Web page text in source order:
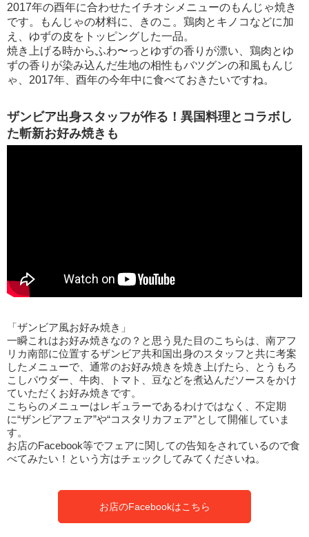
2017年の酉年に合わせたイチオシメニューのもんじゃ焼き
です。もんじゃの材料に、きのこ。鶏肉とキノコなどに加
え、ゆずの皮をトッピングした一品。
焼き上げる時からふわ〜っとゆずの香りが漂い、鶏肉とゆ
ずの香りが染み込んだ生地の相性もバツグンの和風もんじ
ゃ、2017年、酉年の今年中に食べておきたいですね。
ザンビア出身スタッフが作る！異国料理とコラボし
た斬新お好み焼きも
「ザンビア風お好み焼き」
一瞬これはお好み焼きなの？と思う見た目のこちらは、南アフ
リカ南部に位置するザンビア共和国出身のスタッフと共に考案
したメニューで、通常のお好み焼きを焼き上げたら、とうもろ
こしパウダー、牛肉、トマト、豆などを煮込んだソースをかけ
ていただくお好み焼きです。
こちらのメニューはレギュラーであるわけではなく、不定期
に“ザンビアフェア”や“コスタリカフェア”として開催していま
す。
お店のFacebook等でフェアに関しての告知をされているので食
べてみたい！という方はチェックしてみてくださいね。
お店のFacebookはこちら